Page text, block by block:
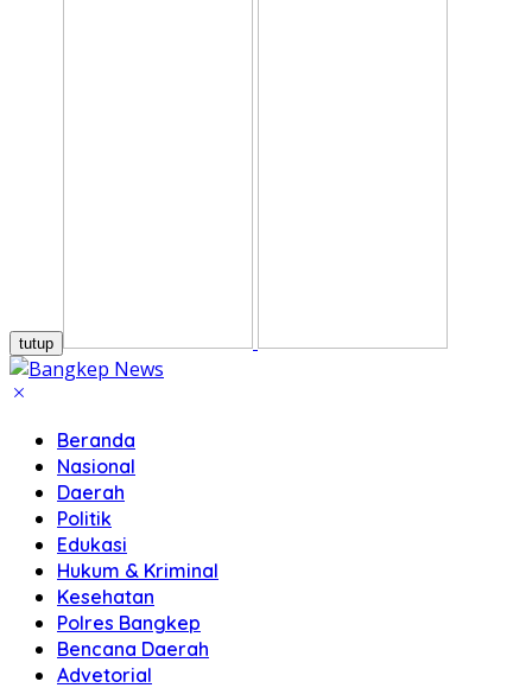
tutup
Beranda
Nasional
Daerah
Politik
Edukasi
Hukum & Kriminal
Kesehatan
Polres Bangkep
Bencana Daerah
Advetorial